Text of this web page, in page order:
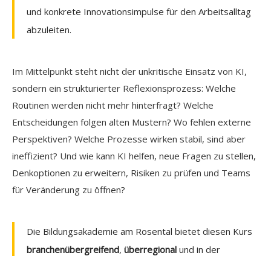
und konkrete Innovationsimpulse für den Arbeitsalltag
abzuleiten.
Im Mittelpunkt steht nicht der unkritische Einsatz von KI,
sondern ein strukturierter Reflexionsprozess: Welche
Routinen werden nicht mehr hinterfragt? Welche
Entscheidungen folgen alten Mustern? Wo fehlen externe
Perspektiven? Welche Prozesse wirken stabil, sind aber
ineffizient? Und wie kann KI helfen, neue Fragen zu stellen,
Denkoptionen zu erweitern, Risiken zu prüfen und Teams
für Veränderung zu öffnen?
Die Bildungsakademie am Rosental bietet diesen Kurs
branchenübergreifend, überregional und in der